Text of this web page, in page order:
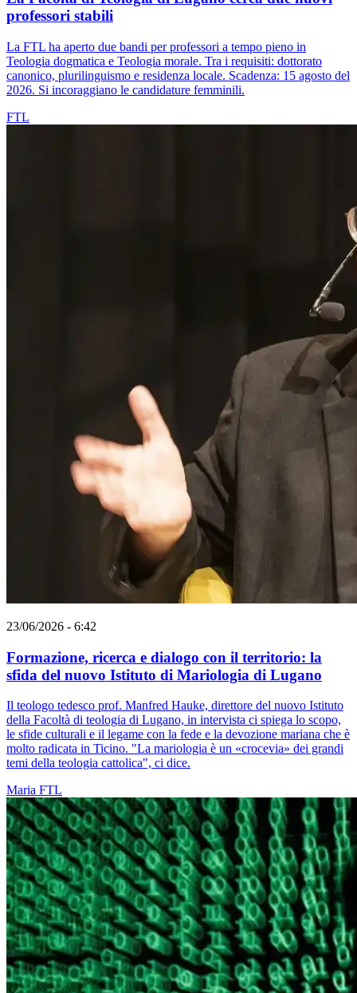
professori stabili
La FTL ha aperto due bandi per professori a tempo pieno in
Teologia dogmatica e Teologia morale. Tra i requisiti: dottorato
canonico, plurilinguismo e residenza locale. Scadenza: 15 agosto del
2026. Si incoraggiano le candidature femminili.
FTL
23/06/2026 - 6:42
Formazione, ricerca e dialogo con il territorio: la
sfida del nuovo Istituto di Mariologia di Lugano
Il teologo tedesco prof. Manfred Hauke, direttore del nuovo Istituto
della Facoltà di teologia di Lugano, in intervista ci spiega lo scopo,
le sfide culturali e il legame con la fede e la devozione mariana che è
molto radicata in Ticino. "La mariologia è un «crocevia» dei grandi
temi della teologia cattolica", ci dice.
Maria FTL